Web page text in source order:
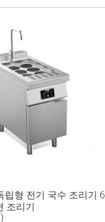
립형 전기 국수 조리기 6
조리기